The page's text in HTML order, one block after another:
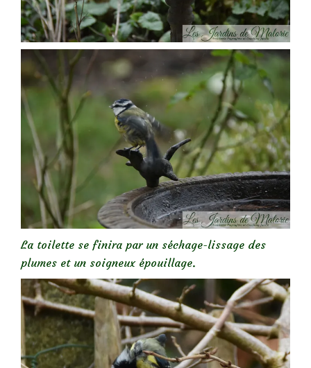
La toilette se finira par un séchage-lissage des
plumes et un soigneux épouillage.